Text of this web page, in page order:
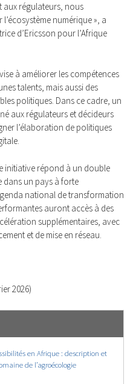
aux régulateurs, nous
numérique », a
d’Ericsson pour l’Afrique
à améliorer les compétences
talents, mais aussi des
politiques. Dans ce cadre, un
aux régulateurs et décideurs
l’élaboration de politiques
initiative répond à un double
dans un pays à forte
national de transformation
auront accès à des
supplémentaires, avec
et de mise en réseau.
2026)
en Afrique : description et
de l’agroécologie